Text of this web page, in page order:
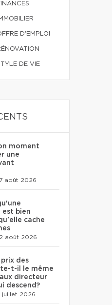
D'EMPLOI
DE VIE
moment
une
7 août 2026
est bien
cache
2 août 2026
des
t-il le même
directeur
descend?
juillet 2026